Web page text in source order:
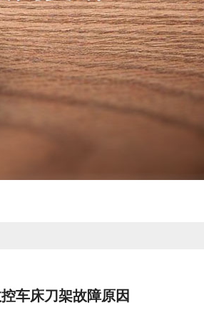
车床刀架故障原因